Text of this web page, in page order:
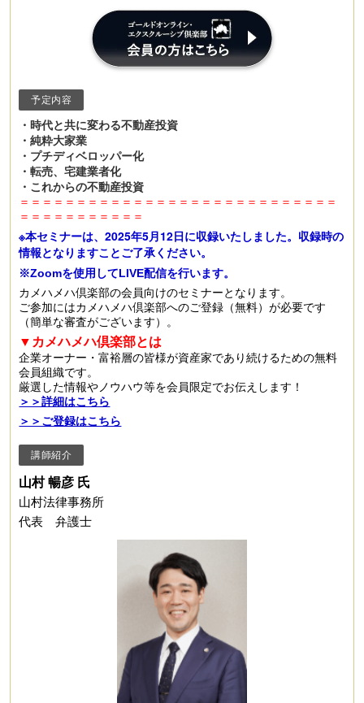
予定内容
・時代と共に変わる不動産投資
・純粋大家業
・プチディベロッパー化
・転売、宅建業者化
・これからの不動産投資
＝＝＝＝＝＝＝＝＝＝＝＝＝＝＝＝＝＝＝＝＝＝＝＝＝＝＝＝
＝＝＝＝＝＝＝＝＝＝＝
※本セミナーは、2025年5月12日に収録いたしました。収録時の
情報となりますことご了承ください。
※Zoomを使用してLIVE配信を行います。
カメハメハ倶楽部の会員向けのセミナーとなります。
ご参加にはカメハメハ倶楽部へのご登録（無料）が必要です
（簡単な審査がございます）。
▼カメハメハ倶楽部とは
企業オーナー・富裕層の皆様が資産家であり続けるための無料
会員組織です。
厳選した情報やノウハウ等を会員限定でお伝えします！
＞＞詳細はこちら
＞＞ご登録はこちら
講師紹介
山村 暢彦 氏
山村法律事務所
代表 弁護士